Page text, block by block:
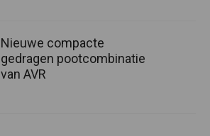
Nieuwe compacte
gedragen pootcombinatie
van AVR